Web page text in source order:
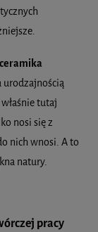
ceramika
urodzajnością
tutaj
nosi się z
nich wnosi. A to
natury.
pracy